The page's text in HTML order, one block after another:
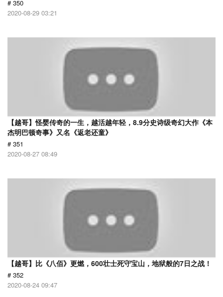
# 350
2020-08-29 03:21
【越哥】怪婴传奇的一生，越活越年轻，8.9分史诗级奇幻大作《本
杰明巴顿奇事》又名《返老还童》
# 351
2020-08-27 08:49
【越哥】比《八佰》更燃，600壮士死守宝山，地狱般的7日之战！
# 352
2020-08-24 09:47